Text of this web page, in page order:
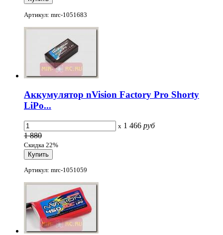
Артикул: mrc-1051683
Аккумулятор nVision Factory Pro Shorty
LiPo...
x 1 466 руб
1 880
Скидка 22%
Артикул: mrc-1051059